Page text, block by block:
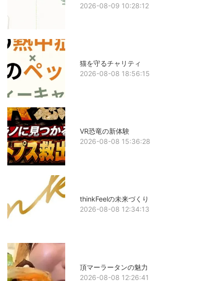
2026-08-09 10:28:12
猫を守るチャリティ
2026-08-08 18:56:15
VR恐竜の新体験
2026-08-08 15:36:28
thinkFeelの未来づくり
2026-08-08 12:34:13
頂マーラータンの魅力
2026-08-08 12:26:41